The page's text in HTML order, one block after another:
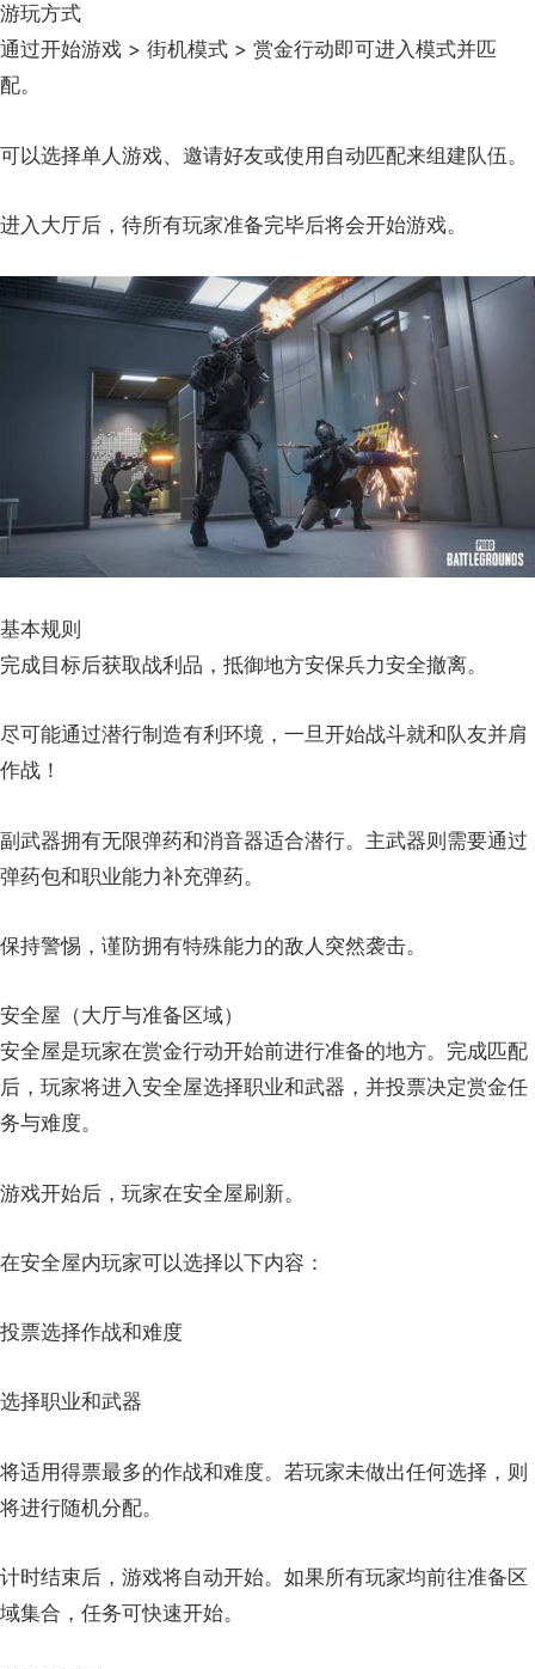
游玩方式
通过开始游戏 > 街机模式 > 赏金行动即可进入模式并匹
配。
可以选择单人游戏、邀请好友或使用自动匹配来组建队伍。
进入大厅后，待所有玩家准备完毕后将会开始游戏。
基本规则
完成目标后获取战利品，抵御地方安保兵力安全撤离。
尽可能通过潜行制造有利环境，一旦开始战斗就和队友并肩
作战！
副武器拥有无限弹药和消音器适合潜行。主武器则需要通过
弹药包和职业能力补充弹药。
保持警惕，谨防拥有特殊能力的敌人突然袭击。
安全屋（大厅与准备区域）
安全屋是玩家在赏金行动开始前进行准备的地方。完成匹配
后，玩家将进入安全屋选择职业和武器，并投票决定赏金任
务与难度。
游戏开始后，玩家在安全屋刷新。
在安全屋内玩家可以选择以下内容：
投票选择作战和难度
选择职业和武器
将适用得票最多的作战和难度。若玩家未做出任何选择，则
将进行随机分配。
计时结束后，游戏将自动开始。如果所有玩家均前往准备区
域集合，任务可快速开始。